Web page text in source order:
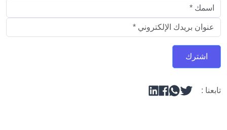
عنوان البريد الالكتروني
اشترك
تابعنا :